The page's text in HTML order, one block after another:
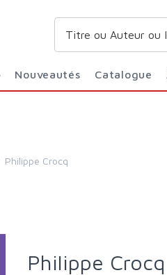
Nouveautés Catalogue
Philippe Crocq
Philippe Crocq